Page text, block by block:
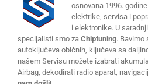
osnovana 1996.
elektrike, servisa i
i elektronike. U
specijalisti smo za Chiptuning. Bavimo
autoključeva običnih, ključeva sa
našem Servisu možete izabrati
Airbag, dekodirati radio aparat,